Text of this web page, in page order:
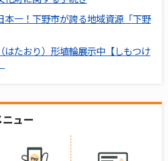
本一！下野市が誇る地域資源「下野
はたおり）形埴輪展示中【しもつけ
ュー